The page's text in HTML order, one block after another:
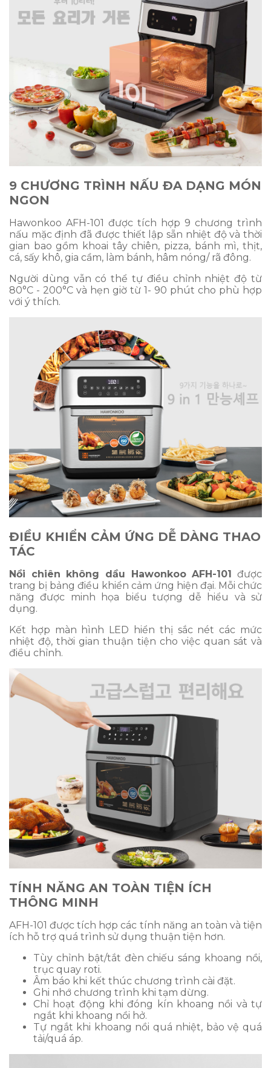
9 CHƯƠNG TRÌNH NẤU ĐA DẠNG MÓN
NGON
Hawonkoo AFH-101 được tích hợp 9 chương trình
nấu mặc định đã được thiết lập sẵn nhiệt độ và thời
gian bao gồm khoai tây chiên, pizza, bánh mì, thịt,
cá, sấy khô, gia cầm, làm bánh, hâm nóng/ rã đông.
Người dùng vẫn có thể tự điều chỉnh nhiệt độ từ
80°C - 200°C và hẹn giờ từ 1- 90 phút cho phù hợp
với ý thích.
ĐIỀU KHIỂN CẢM ỨNG DỄ DÀNG THAO
TÁC
Nồi chiên không dầu Hawonkoo AFH-101 được
trang bị bảng điều khiển cảm ứng hiện đại. Mỗi chức
năng được minh họa biểu tượng dễ hiểu và sử
dụng.
Kết hợp màn hình LED hiển thị sắc nét các mức
nhiệt độ, thời gian thuận tiện cho việc quan sát và
điều chỉnh.
TÍNH NĂNG AN TOÀN TIỆN ÍCH
THÔNG MINH
AFH-101 được tích hợp các tính năng an toàn và tiện
ích hỗ trợ quá trình sử dụng thuận tiện hơn.
Tùy chỉnh bật/tắt đèn chiếu sáng khoang nồi,
trục quay roti.
Âm báo khi kết thúc chương trình cài đặt.
Ghi nhớ chương trình khi tạm dừng.
Chỉ hoạt động khi đóng kín khoang nồi và tự
ngắt khi khoang nồi hở.
Tự ngắt khi khoang nồi quá nhiệt, bảo vệ quá
tải/quá áp.